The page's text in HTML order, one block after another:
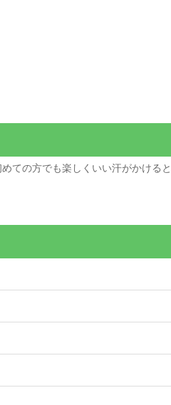
ての方でも楽しくいい汗がかけると